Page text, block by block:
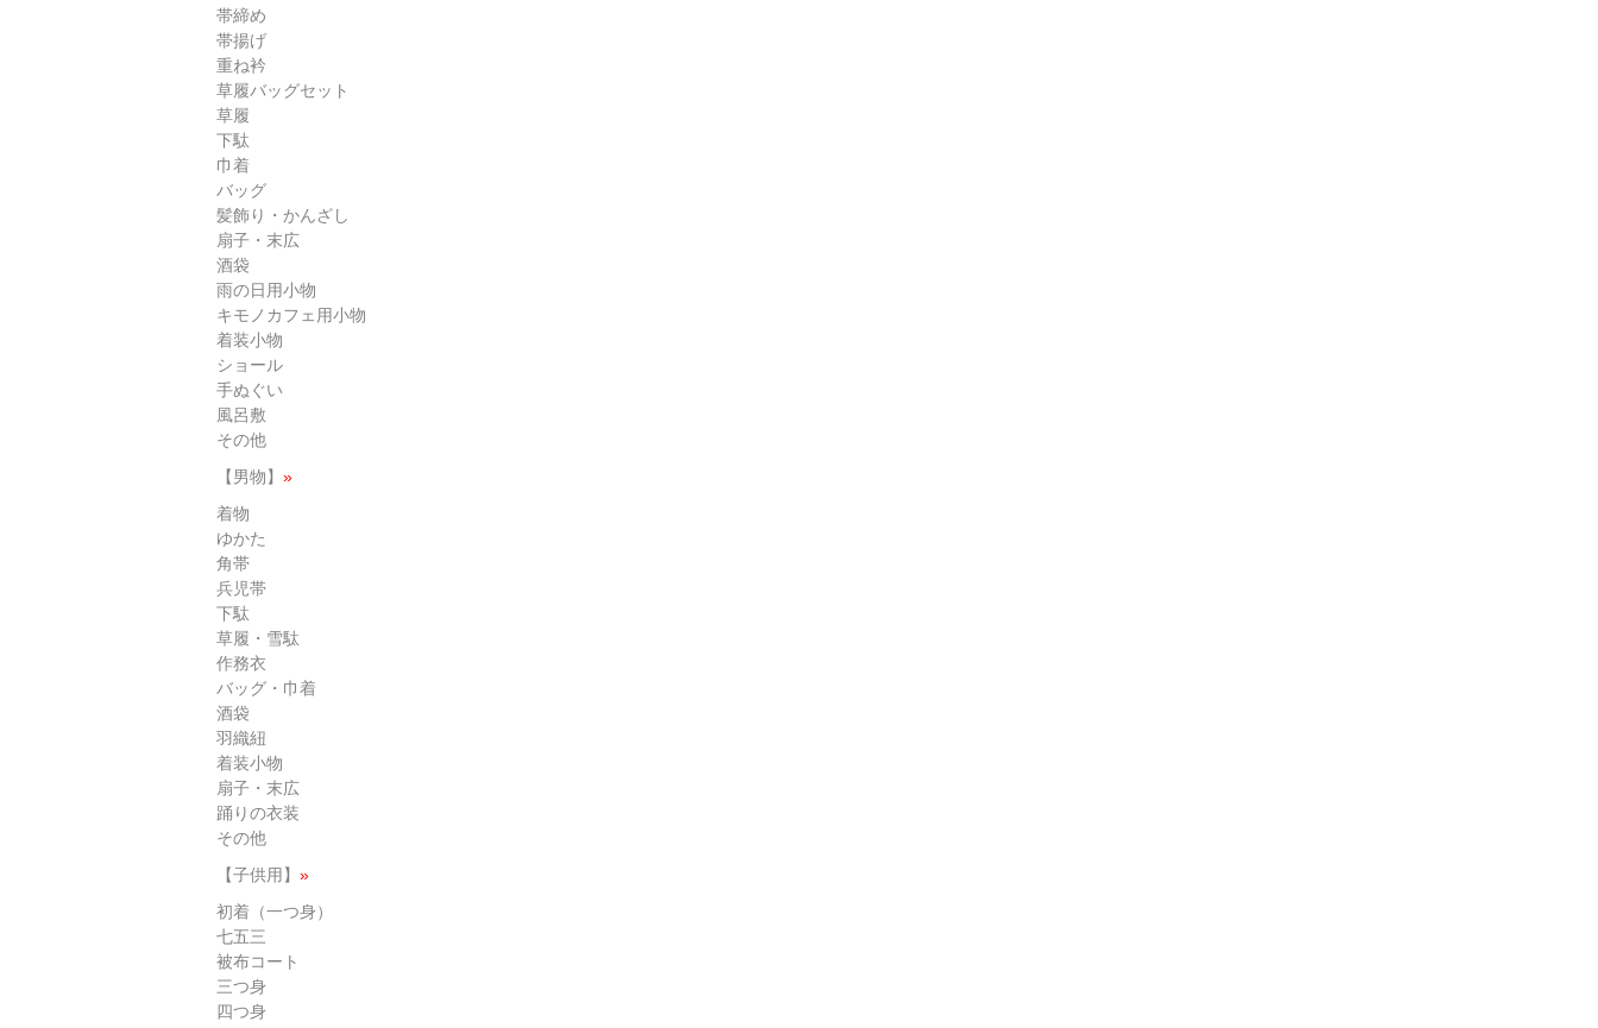
帯締め
帯揚げ
重ね衿
草履バッグセット
草履
下駄
巾着
バッグ
髪飾り・かんざし
扇子・末広
酒袋
雨の日用小物
キモノカフェ用小物
着装小物
ショール
手ぬぐい
風呂敷
その他
【男物】 »
着物
ゆかた
角帯
兵児帯
下駄
草履・雪駄
作務衣
バッグ・巾着
酒袋
羽織紐
着装小物
扇子・末広
踊りの衣装
その他
【子供用】 »
初着（一つ身）
七五三
被布コート
三つ身
四つ身